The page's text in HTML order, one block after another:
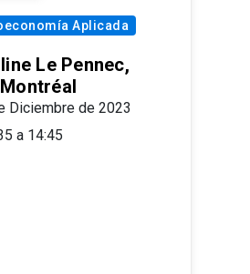
Aplicada
Le Pennec,
Diciembre de 2023
a 14:45